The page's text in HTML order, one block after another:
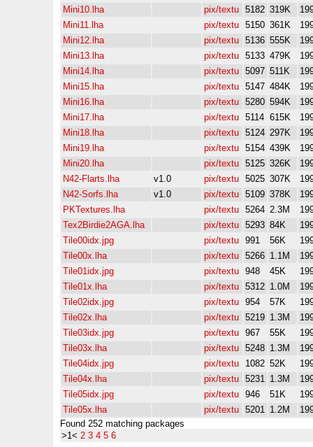
Mini10.lha
pix/textu 5182 319K
Mini11.lha
pix/textu 5150 361K
Mini12.lha
pix/textu 5136 555K
Mini13.lha
pix/textu 5133 479K
Mini14.lha
pix/textu 5097 511K
Mini15.lha
pix/textu 5147 484K
Mini16.lha
pix/textu 5280 594K
Mini17.lha
pix/textu 5114 615K
Mini18.lha
pix/textu 5124 297K
Mini19.lha
pix/textu 5154 439K
Mini20.lha
pix/textu 5125 326K
N42-Flarts.lha
v1.0 pix/textu 5025 307K
N42-Sorfs.lha
v1.0 pix/textu 5109 378K
PKTextures.lha
pix/textu 5264 2.3M
Tex2Birdie2AGA.lha
pix/textu 5293 84K
Tile00idx.jpg
pix/textu 991 56K
Tile00x.lha
pix/textu 5266 1.1M
Tile01idx.jpg
pix/textu 948 45K
Tile01x.lha
pix/textu 5312 1.0M
Tile02idx.jpg
pix/textu 954 57K
Tile02x.lha
pix/textu 5219 1.3M
Tile03idx.jpg
pix/textu 967 55K
Tile03x.lha
pix/textu 5248 1.3M
Tile04idx.jpg
pix/textu 1082 52K
Tile04x.lha
pix/textu 5231 1.3M
Tile05idx.jpg
pix/textu 946 51K
Tile05x.lha
pix/textu 5201 1.2M
Found 252 matching packages
>1< 2 3 4 5 6